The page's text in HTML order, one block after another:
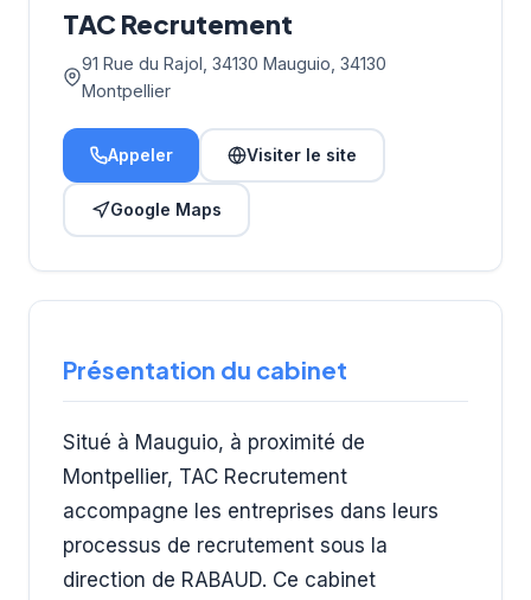
TAC Recrutement
91 Rue du Rajol, 34130 Mauguio, 34130
Montpellier
Appeler Visiter le site
Google Maps
Présentation du cabinet
Situé à Mauguio, à proximité de
Montpellier, TAC Recrutement
accompagne les entreprises dans leurs
processus de recrutement sous la
direction de RABAUD. Ce cabinet